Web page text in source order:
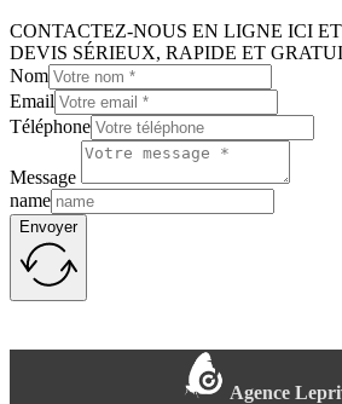
CONTACTEZ-NOUS EN LIGNE ICI
DEVIS SÉRIEUX, RAPIDE ET
Nom
Email
Téléphone
Message
name
Envoyer
Agence